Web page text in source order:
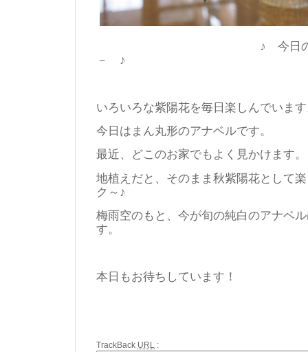
♪ 今日のウェル
－ ♪
いろいろな紫陽花を毎日楽しんでいま
今日はまん丸形のアナベルです。
最近、どこのお家でもよく見かけます。
地植えだと、そのまま秋紫陽花とし
ク～♪
梅雨空のもと、今が旬の純白のアナベ
す。
本日もお待ちしています！
TrackBack URL :